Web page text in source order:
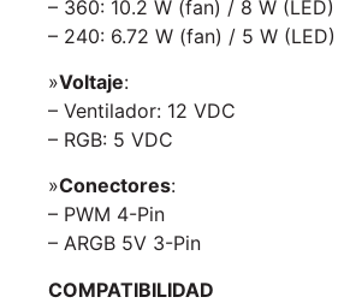
– 360: 10.2 W (fan) / 8 W (LED)
– 240: 6.72 W (fan) / 5 W (LED)
»Voltaje:
– Ventilador: 12 VDC
– RGB: 5 VDC
»Conectores:
– PWM 4-Pin
– ARGB 5V 3-Pin
COMPATIBILIDAD